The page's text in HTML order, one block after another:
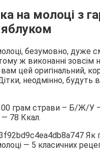
на молоці з
безумовно, дуже
ж виконанні зовсім
цей оригінальний,
неодмінно, будуть в
100 грам страви – Б/Ж/У
— 78 Ккал.